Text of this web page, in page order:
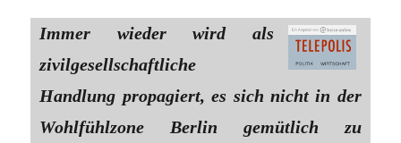
Immer wieder wird als
zivilgesellschaftliche
Handlung propagiert, es sich nicht in der
Wohlfühlzone Berlin gemütlich zu